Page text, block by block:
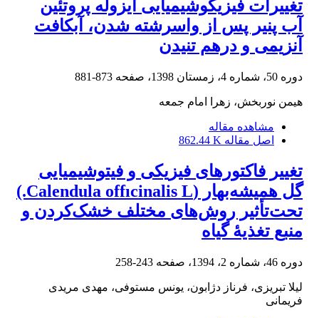
تغییرات فیزیکوشیمیایی ایزوله پروتئین
آب پنیر پس از واسرشته شدن، آبکافت
آنزیمی و درهم تنیدن
دوره 50، شماره 4، زمستان 1398، صفحه 873-881
هیمن نوربخش، زهرا امام جمعه
مشاهده مقاله
اصل مقاله 862.44 K
تغییر فاکتورهای فیزیکی و فیتوشیمیایی
گل همیشه‌بهار (Calendula offıcinalis L.)
تحت‌تأثیر روش‌های مختلف خشک‌کردن و
منبع تغذیۀ گیاه
دوره 46، شماره 2، 1394، صفحه 243-258
لیلا تبریزی، فرناز دژابون، یونس مستوفی، مهدی مریدی
فریمانی